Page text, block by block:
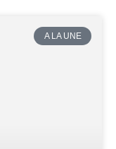
A LA UNE